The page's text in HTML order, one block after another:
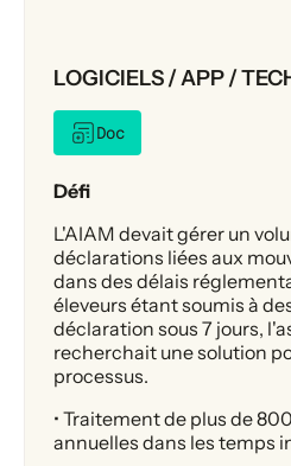
LOGICIELS / APP /
Doc
Défi
L'AIAM devait gérer un
déclarations liées aux
dans des délais
éleveurs étant soumis à
déclaration sous 7 jours,
recherchait une solution
processus.
• Traitement de plus de
annuelles dans les temps